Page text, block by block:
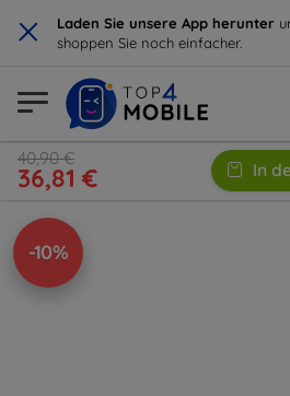
× Laden Sie unsere App herunter
shoppen Sie noch einfacher.
40,90 €
36,81 € In
-10%